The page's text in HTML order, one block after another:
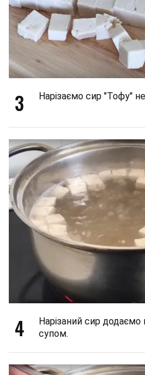
3 Нарізаємо сир "Тофу"
4
Нарізаний сир
супом.